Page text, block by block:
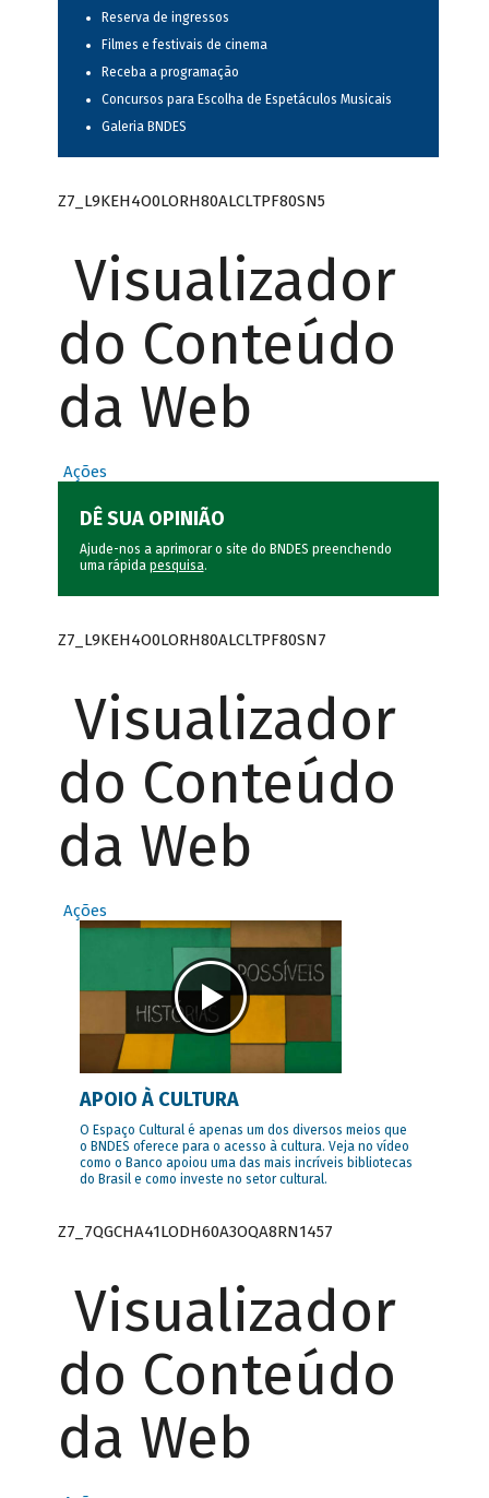
Reserva de ingressos
Filmes e festivais de cinema
Receba a programação
Concursos para Escolha de Espetáculos Musicais
Galeria BNDES
Z7_L9KEH4O0LORH80ALCLTPF80SN5
Visualizador
do Conteúdo
da Web
Ações
DÊ SUA OPINIÃO
Ajude-nos a aprimorar o site do BNDES preenchendo
uma rápida pesquisa.
Z7_L9KEH4O0LORH80ALCLTPF80SN7
Visualizador
do Conteúdo
da Web
Ações
APOIO À CULTURA
O Espaço Cultural é apenas um dos diversos meios que
o BNDES oferece para o acesso à cultura. Veja no vídeo
como o Banco apoiou uma das mais incríveis bibliotecas
do Brasil e como investe no setor cultural.
Z7_7QGCHA41LODH60A3OQA8RN1457
Visualizador
do Conteúdo
da Web